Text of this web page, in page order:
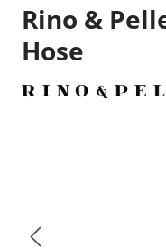
Rino &
Hose
Bildergalerie